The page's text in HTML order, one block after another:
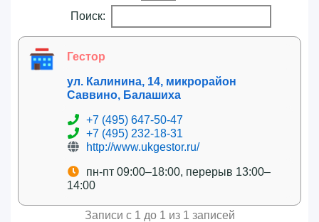
Поиск:
Гестор
ул. Калинина, 14, микрорайон
Саввино, Балашиха
+7 (495) 647-50-47
+7 (495) 232-18-31
http://www.ukgestor.ru/
пн-пт 09:00–18:00, перерыв 13:00–
14:00
Записи с 1 до 1 из 1 записей